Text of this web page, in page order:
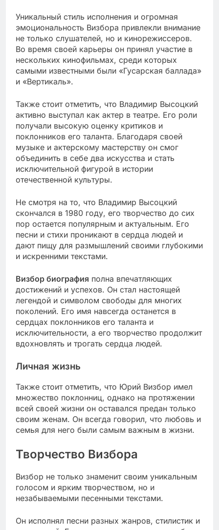
Уникальный стиль исполнения и огромная
эмоциональность Визбора привлекли внимание
не только слушателей, но и кинорежиссеров.
Во время своей карьеры он принял участие в
нескольких кинофильмах, среди которых
самыми известными были «Гусарская баллада»
и «Вертикаль».
Также стоит отметить, что Владимир Высоцкий
активно выступал как актер в театре. Его роли
получали высокую оценку критиков и
поклонников его таланта. Благодаря своей
музыке и актерскому мастерству он смог
объединить в себе два искусства и стать
исключительной фигурой в истории
отечественной культуры.
Не смотря на то, что Владимир Высоцкий
скончался в 1980 году, его творчество до сих
пор остается популярным и актуальным. Его
песни и стихи проникают в сердца людей и
дают пищу для размышлений своими глубокими
и искренними текстами.
Визбор биография полна впечатляющих
достижений и успехов. Он стал настоящей
легендой и символом свободы для многих
поколений. Его имя навсегда останется в
сердцах поклонников его таланта и
исключительности, а его творчество продолжит
вдохновлять и трогать сердца людей.
Личная жизнь
Также стоит отметить, что Юрий Визбор имел
множество поклонниц, однако на протяжении
всей своей жизни он оставался предан только
своим женам. Он всегда говорил, что любовь и
семья для него были самым важным в жизни.
Творчество Визбора
Визбор не только знаменит своим уникальным
голосом и ярким творчеством, но и
незабываемыми песенными текстами.
Он исполнял песни разных жанров, стилистик и